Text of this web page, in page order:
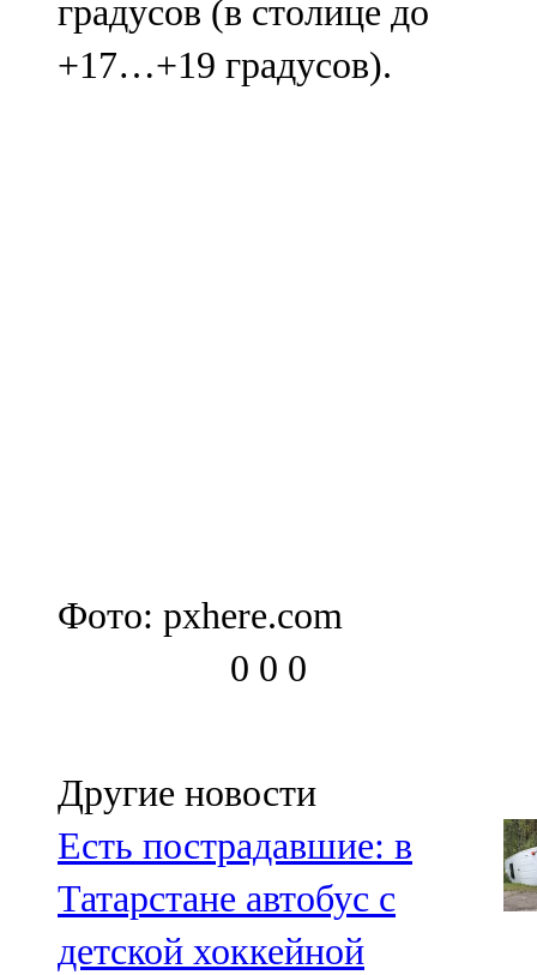
градусов (в столице до
+17…+19 градусов).
Фото: pxhere.com
0 0 0
Другие новости
Есть пострадавшие: в
Татарстане автобус с
детской хоккейной